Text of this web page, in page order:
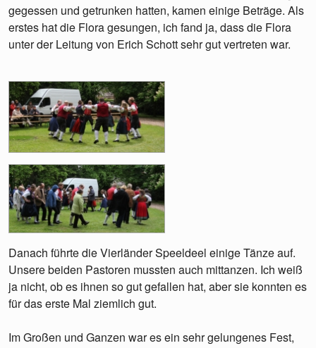
gegessen und getrunken hatten, kamen einige Beträge. Als
erstes hat die Flora gesungen, ich fand ja, dass die Flora
unter der Leitung von Erich Schott sehr gut vertreten war.
Danach führte die Vierländer Speeldeel einige Tänze auf.
Unsere beiden Pastoren mussten auch mittanzen. Ich weiß
ja nicht, ob es ihnen so gut gefallen hat, aber sie konnten es
für das erste Mal ziemlich gut.
Im Großen und Ganzen war es ein sehr gelungenes Fest,